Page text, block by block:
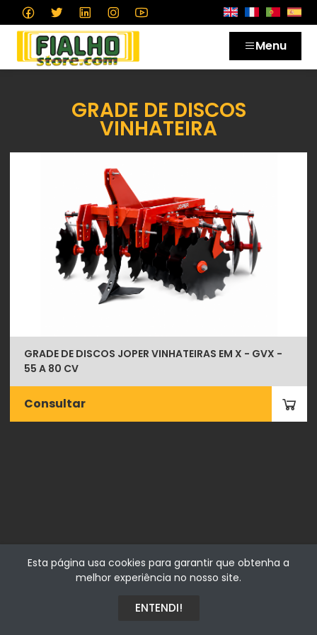
Menu
GRADE DE DISCOS
VINHATEIRA
GRADE DE DISCOS JOPER VINHATEIRAS EM X - GVX -
55 A 80 CV
Consultar
Fialhostore
Fialho & Irmão,Lda. | Horta de Barreiros 7005-208 Évora -
Esta página usa cookies para garantir que obtenha a
melhor experiência no nosso site.
ENTENDI!